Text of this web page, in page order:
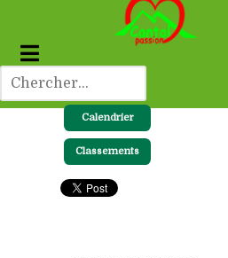
Calendrier
Classements